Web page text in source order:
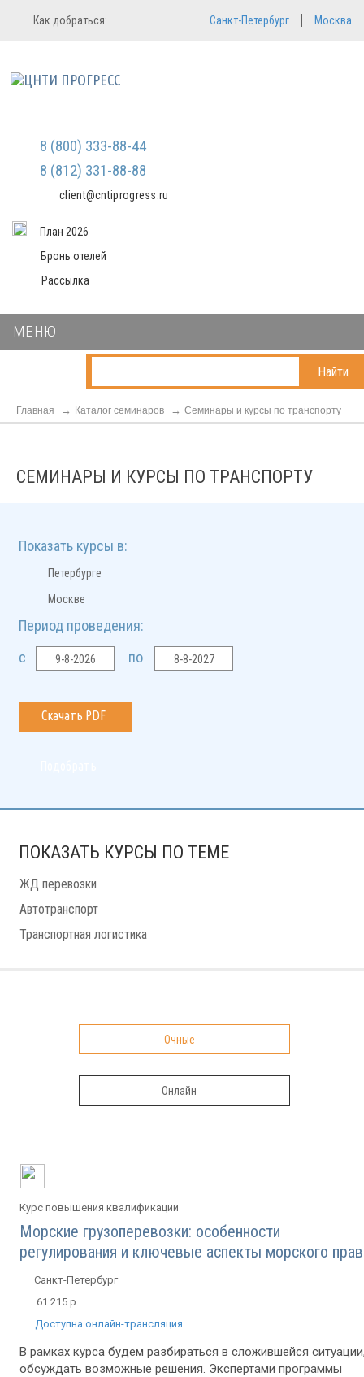
Регистрация
Мы не передаем ваши данные
третьим лицам и не рассылаем
Вход в систему
Пароль
Войти в кабинет
Как добраться: Санкт-Петербург Москва
8 (800) 333-88-44
8 (812) 331-88-88
client@cntiprogress.ru
План 2026
Бронь отелей
Рассылка
МЕНЮ
Найти
Главная Каталог семинаров Семинары и курсы по транспорту
СЕМИНАРЫ И КУРСЫ ПО ТРАНСПОРТУ
Показать курсы в:
Петербурге
Москве
Период проведения:
с
по
ПОКАЗАТЬ КУРСЫ ПО ТЕМЕ
ЖД перевозки
Автотранспорт
Транспортная логистика
Очные
Онлайн
Курс повышения квалификации
Морские грузоперевозки: особенности
регулирования и ключевые аспекты морского
Санкт-Петербург
61 215 р.
Доступна онлайн-трансляция
В рамках курса будем разбираться в сложившейся
обсуждать возможные решения. Экспертами программы